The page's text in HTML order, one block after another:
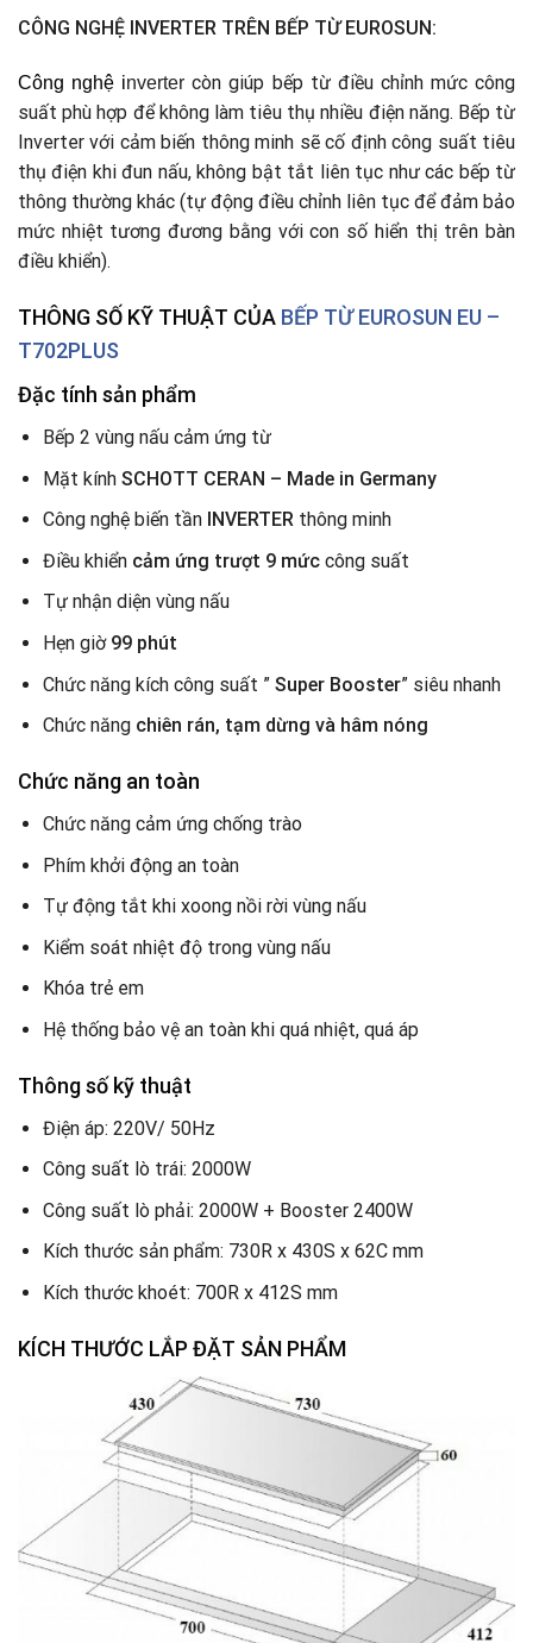
CÔNG NGHỆ INVERTER TRÊN BẾP TỪ EUROSUN:
Công nghệ inverter còn giúp bếp từ điều chỉnh mức công
suất phù hợp để không làm tiêu thụ nhiều điện năng. Bếp từ
Inverter với cảm biến thông minh sẽ cố định công suất tiêu
thụ điện khi đun nấu, không bật tắt liên tục như các bếp từ
thông thường khác (tự động điều chỉnh liên tục để đảm bảo
mức nhiệt tương đương bằng với con số hiển thị trên bàn
điều khiển).
THÔNG SỐ KỸ THUẬT CỦA BẾP TỪ EUROSUN EU –
T702PLUS
Đặc tính sản phẩm
Bếp 2 vùng nấu cảm ứng từ
Mặt kính SCHOTT CERAN – Made in Germany
Công nghệ biến tần INVERTERthông minh
Điều khiểncảm ứng trượt 9 mứccông suất
Tự nhận diện vùng nấu
Hẹn giờ 99 phút
Chức năng kích công suất ” Super Booster” siêu nhanh
Chức năngchiên rán, tạm dừng và hâm nóng
Chức năng an toàn
Chức năng cảm ứng chống trào
Phím khởi động an toàn
Tự động tắt khi xoong nồi rời vùng nấu
Kiểm soát nhiệt độ trong vùng nấu
Khóa trẻ em
Hệ thống bảo vệ an toàn khi quá nhiệt, quá áp
Thông số kỹ thuật
Điện áp: 220V/ 50Hz
Công suất lò trái: 2000W
Công suất lò phải: 2000W + Booster 2400W
Kích thước sản phẩm: 730R x 430S x 62C mm
Kích thước khoét: 700R x 412S mm
KÍCH THƯỚC LẮP ĐẶT SẢN PHẨM